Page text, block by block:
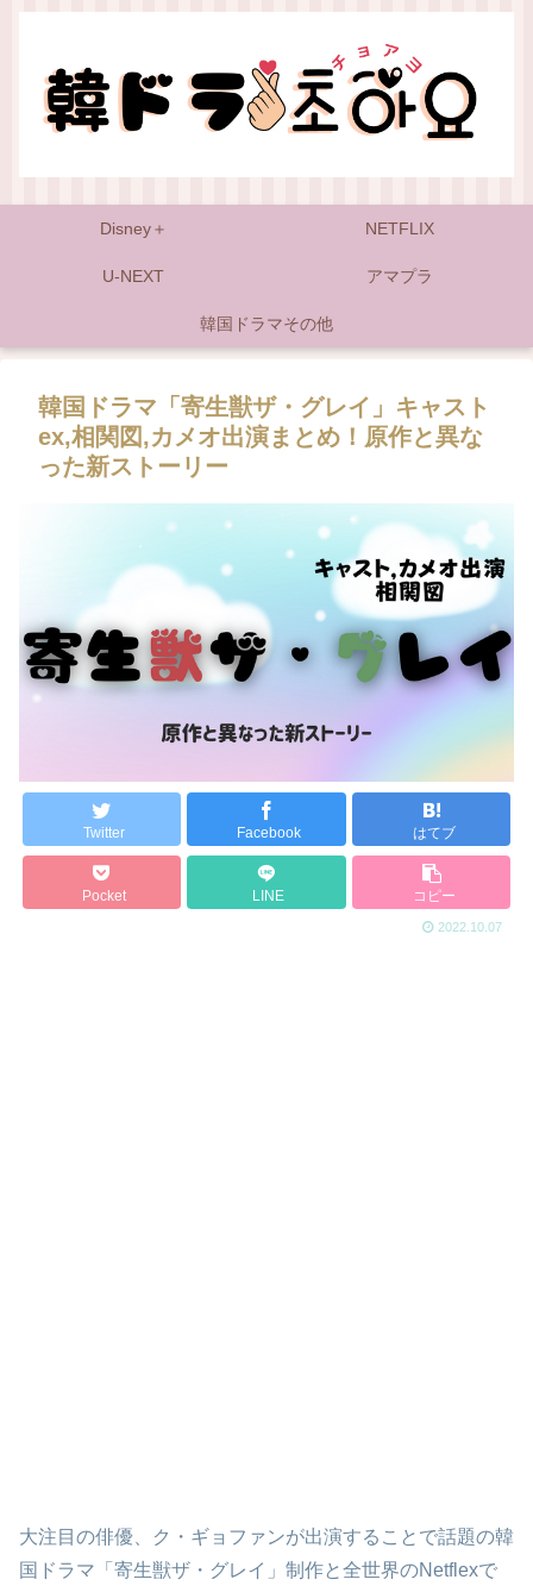
Disney＋ NETFLIX
U-NEXT アマプラ
韓国ドラマその他
韓国ドラマ「寄生獣ザ・グレイ」キャスト
ex,相関図,カメオ出演まとめ！原作と異な
った新ストーリー
Twitter Facebook はてブ
Pocket LINE コピー
2022.10.07
大注目の俳優、ク・ギョファンが出演することで話題の韓
国ドラマ「寄生獣ザ・グレイ」制作と全世界のNetflexで